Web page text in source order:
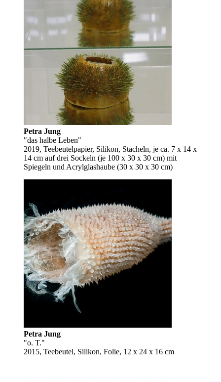
Petra Jung
"das halbe Leben"
2019, Teebeutelpapier, Silikon, Stacheln, je ca. 7 x 14 x
14 cm auf drei Sockeln (je 100 x 30 x 30 cm) mit
Spiegeln und Acrylglashaube (30 x 30 x 30 cm)
Petra Jung
"o. T."
2015, Teebeutel, Silikon, Folie, 12 x 24 x 16 cm